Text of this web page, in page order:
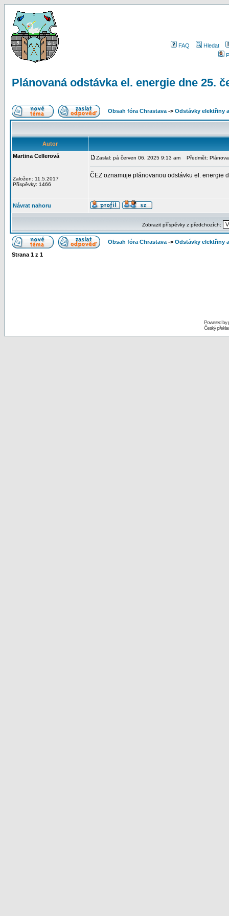
FAQ
Hledat
Plánovaná odstávka el. energie dne 25.
Obsah fóra Chrastava -> Odstávky elektřiny
Autor
Martina Cellerová
Založen: 11.5.2017
Příspěvky: 1466
Zaslal: pá červen 06, 2025 9:13 am Předmět:
ČEZ oznamuje plánovanou odstávku el. energie
Návrat nahoru
Zobrazit příspěvky z předchozích:
Obsah fóra Chrastava -> Odstávky elektřiny
Strana 1 z 1
Powered by
Český